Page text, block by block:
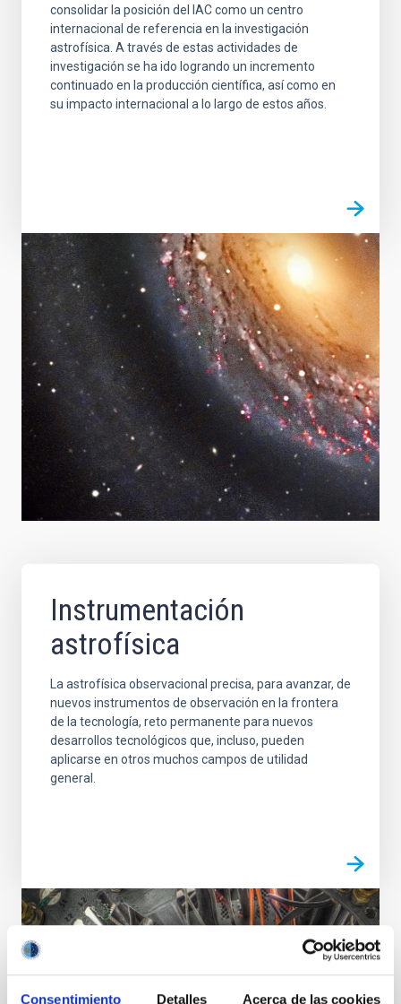
Consentimiento Detalles Acerca de las cookies
consolidar la posición del IAC como un centro
internacional de referencia en la investigación
astrofísica. A través de estas actividades de
investigación se ha ido logrando un incremento
continuado en la producción científica, así como en
su impacto internacional a lo largo de estos años.
Instrumentación
astrofísica
La astrofísica observacional precisa, para avanzar, de
nuevos instrumentos de observación en la frontera
de la tecnología, reto permanente para nuevos
desarrollos tecnológicos que, incluso, pueden
aplicarse en otros muchos campos de utilidad
general.